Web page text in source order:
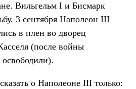
Вильгельм I и Бисмарк
3 сентября Наполеон III
в плен во дворец
(после войны
о Наполеоне III только: